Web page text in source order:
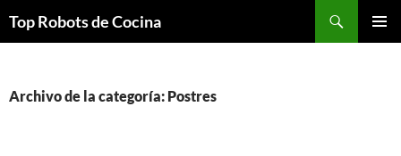
Top Robots de Cocina
Archivo de la categoría: Postres